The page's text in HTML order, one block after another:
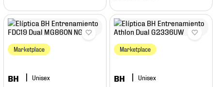
Marketplace
BH
Marketplace
BH